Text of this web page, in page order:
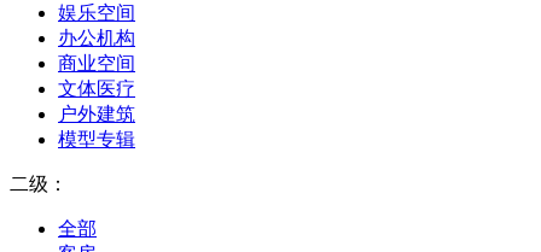
娱乐空间
办公机构
商业空间
文体医疗
户外建筑
模型专辑
二级：
全部